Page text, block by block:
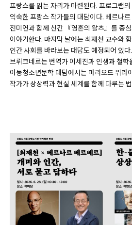
프랑스를 읽는 자리가 마련된다. 프로그램
익숙한 프랑스 작가들의 대담이다. 베르나
전미연과 함께 신간 『영혼의 왈츠』를 중
이야기한다. 마지막 날에는 최재천 교수와
인간 사회를 바라보는 대담도 예정되어 있
브뤼크네르는 번역가 이세진과 인생과 철학
아동청소년문학 대담에서는 마리오드 뮈라
작가가 상상력과 현실 세계를 함께 다루는